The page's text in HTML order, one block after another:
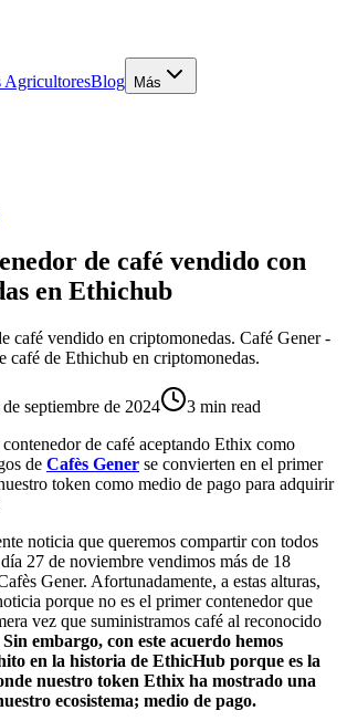
AgricultoresBlog Más
de café vendido con
en Ethichub
café vendido en criptomonedas. Café Gener -
café de Ethichub en criptomonedas.
de septiembre de 2024
3 min read
de café aceptando Ethix como
de Cafès Gener se convierten en el primer
token como medio de pago para adquirir
noticia que queremos compartir con todos
27 de noviembre vendimos más de 18
Gener. Afortunadamente, a estas alturas,
porque no es el primer contenedor que
vez que suministramos café al reconocido
Sin embargo, con este acuerdo hemos
en la historia de EthicHub porque es la
nuestro token Ethix ha mostrado una
ecosistema; medio de pago.